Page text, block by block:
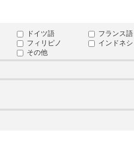
ドイツ語
フランス語
フィリピノ
インドネシ
その他